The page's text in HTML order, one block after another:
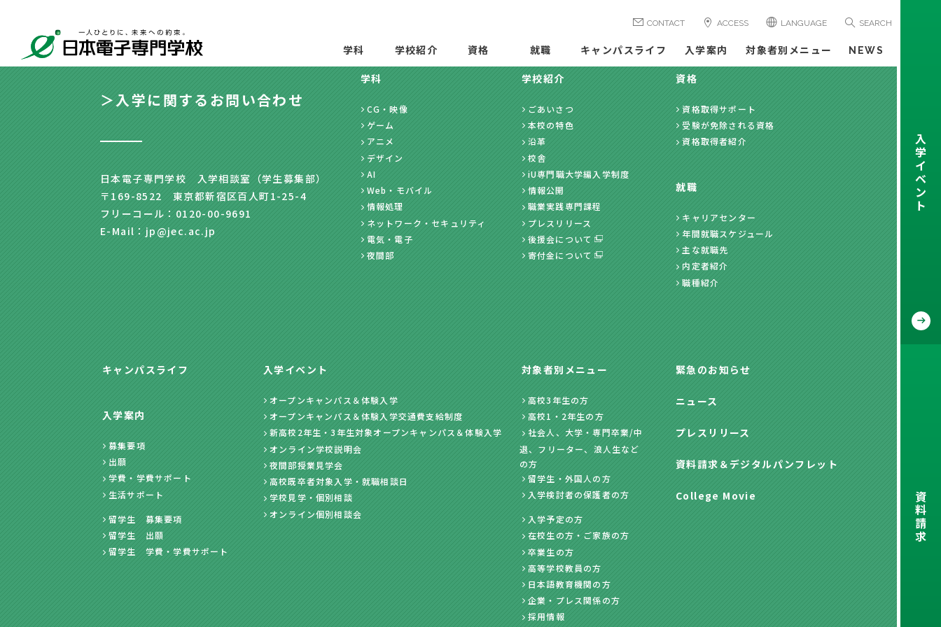
CONTACT ACCESS LANGUAGE SEARCH
学科 学校紹介 資格 就職 キャンパスライフ 入学案内 対象者別メニュー NEWS
＞入学に関するお問い合わせ
日本電子専門学校 入学相談室（学生募集部）
〒169-8522 東京都新宿区百人町1-25-4
フリーコール：0120-00-9691
E-Mail：jp@jec.ac.jp
学科
CG・映像
ゲーム
アニメ
デザイン
AI
Web・モバイル
情報処理
ネットワーク・セキュリティ
電気・電子
夜間部
学校紹介
ごあいさつ
本校の特色
沿革
校舎
iU専門職大学編入学制度
情報公開
職業実践専門課程
プレスリリース
後援会について
寄付金について
資格
資格取得サポート
受験が免除される資格
資格取得者紹介
就職
キャリアセンター
年間就職スケジュール
主な就職先
内定者紹介
職種紹介
キャンパスライフ
入学案内
募集要項
出願
学費・学費サポート
生活サポート
留学生 募集要項
留学生 出願
留学生 学費・学費サポート
入学イベント
オープンキャンパス＆体験入学
オープンキャンパス＆体験入学交通費支給制度
新高校2年生・3年生対象オープンキャンパス＆体験入学
オンライン学校説明会
夜間部授業見学会
高校既卒者対象入学・就職相談日
学校見学・個別相談
オンライン個別相談会
対象者別メニュー
高校3年生の方
高校1・2年生の方
社会人、大学・専門卒業/中
退、フリーター、浪人生など
の方
留学生・外国人の方
入学検討者の保護者の方
入学予定の方
在校生の方・ご家族の方
卒業生の方
高等学校教員の方
日本語教育機関の方
企業・プレス関係の方
採用情報
緊急のお知らせ
ニュース
プレスリリース
資料請求 ＆デジタルパンフレット
College Movie
入
学
イ
ベ
ン
ト
資
料
請
求